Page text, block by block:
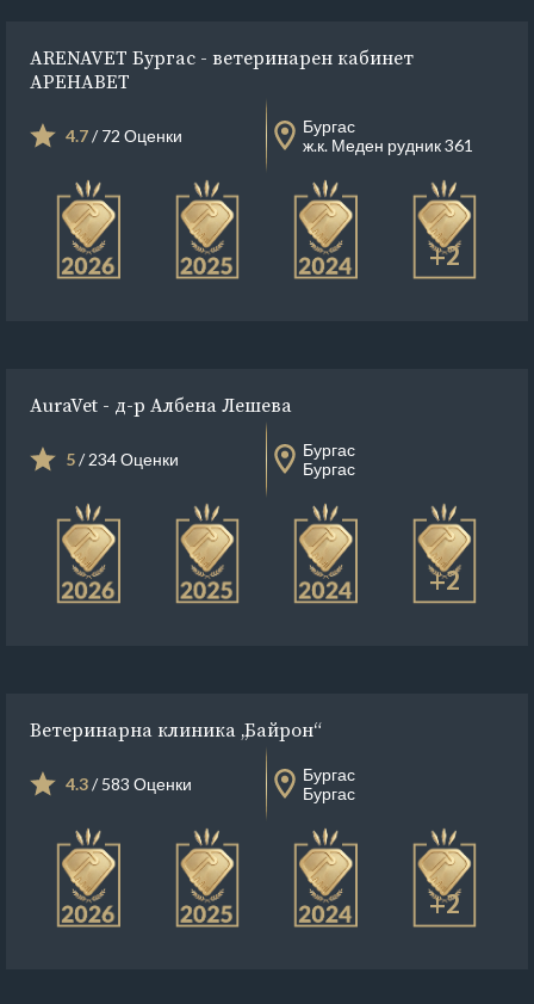
ARENAVET Бургас - ветеринарен кабинет
АРЕНАВЕТ
4.7/ 72 Оценки
Бургас
ж.к. Меден рудник 361
+2
AuraVet - д-р Албена Лешева
5/ 234 Оценки
Бургас
Бургас
+2
Ветеринарна клиника „Байрон“
4.3/ 583 Оценки
Бургас
Бургас
+2